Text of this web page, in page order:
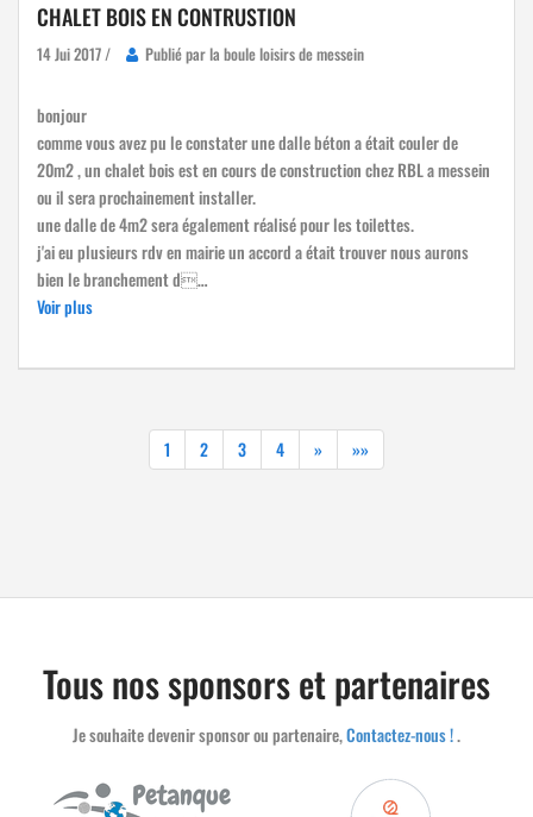
CHALET BOIS EN CONTRUSTION
14 Jui 2017 / Publié par la boule loisirs de messein
bonjour
comme vous avez pu le constater une dalle béton a était couler de
20m2 , un chalet bois est en cours de construction chez RBL a messein
ou il sera prochainement installer.
une dalle de 4m2 sera également réalisé pour les toilettes.
j'ai eu plusieurs rdv en mairie un accord a était trouver nous aurons
bien le branchement d…
Voir plus
1 2 3 4 » »»
Tous nos sponsors et partenaires
Je souhaite devenir sponsor ou partenaire,Contactez-nous !.